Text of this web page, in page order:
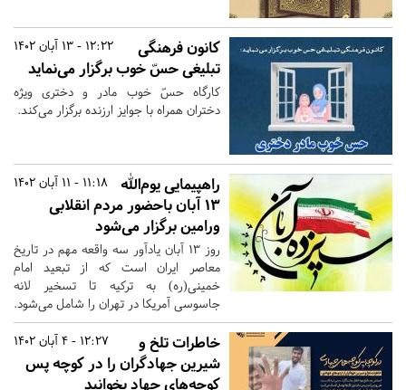
12:22 - 13 آبان 1402
کانون فرهنگی
تبلیغی حسّ خوب برگزار می‌نماید
کارگاه حسّ خوب مادر و دختری ویژه
دختران همراه با جوایز ارزنده برگزار می‌کند.
11:18 - 11 آبان 1402
راهپیمایی یوم‌الله
13 آبان باحضور مردم انقلابی
ورامین برگزار می‌شود
روز ۱۳ آبان یادآور سه واقعه مهم در تاریخ
معاصر ایران است که از تبعید امام
خمینی(ره) به ترکیه تا تسخیر لانه
جاسوسی آمریکا در تهران را شامل می‌شود.
12:27 - 4 آبان 1402
خاطرات تلخ و
شیرین جهادگران را در کوچه پس
کوچه‌های جهاد بخوانید